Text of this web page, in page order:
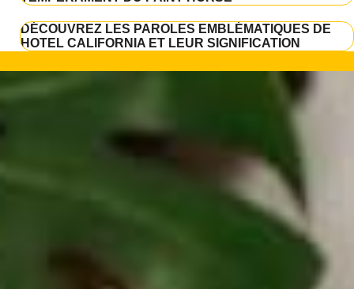
DÉCOUVREZ LES PAROLES EMBLÉMATIQUES DE
HOTEL CALIFORNIA ET LEUR SIGNIFICATION